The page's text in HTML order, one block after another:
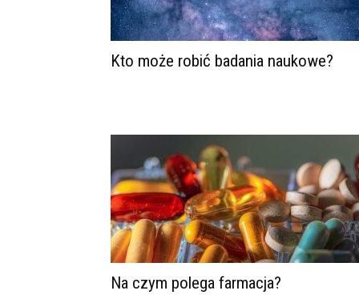
Kto może robić badania naukowe?
Na czym polega farmacja?